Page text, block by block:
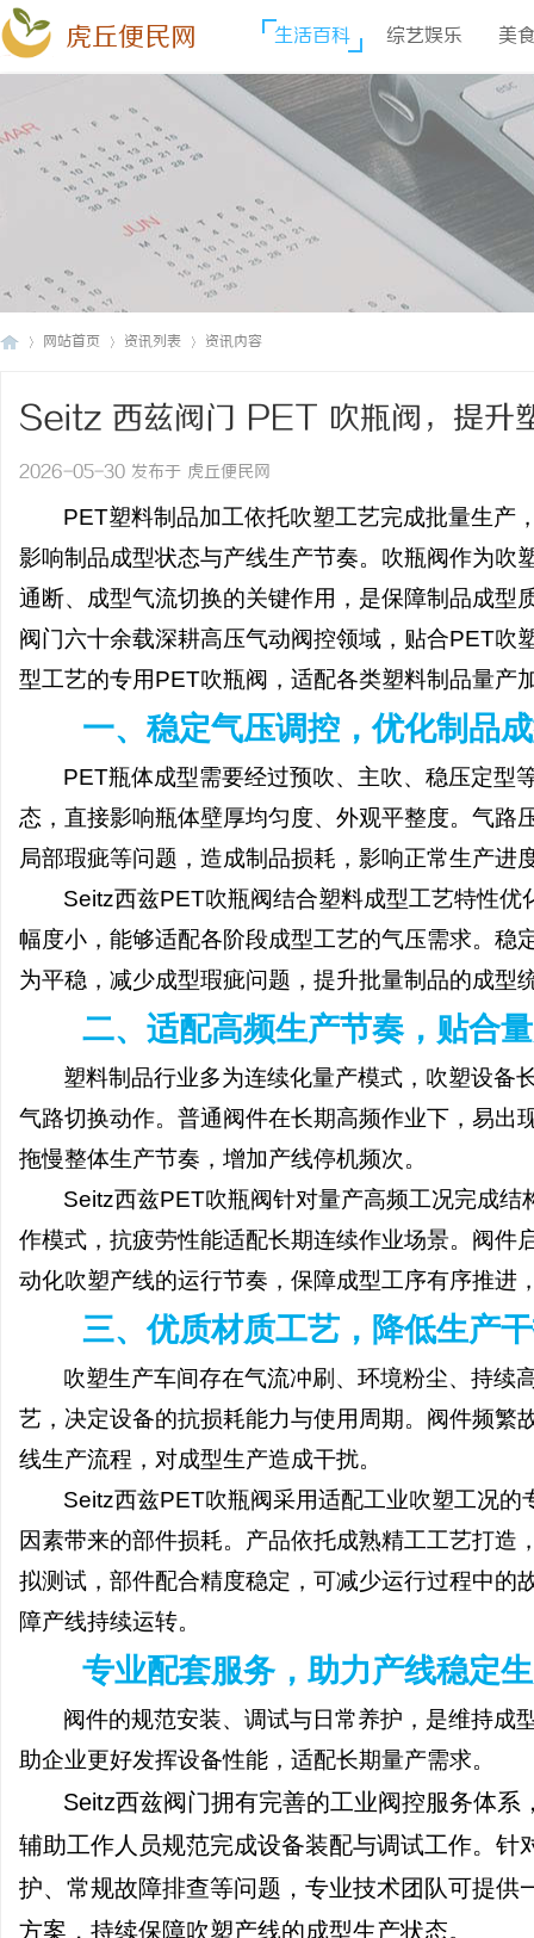
虎丘便民网 生活百科 综艺娱乐 美
网站首页 资讯列表 资讯内容
Seitz 西兹阀门 PET 吹瓶阀，提升
2026-05-30 发布于 虎丘便民网
PET塑料制品加工依托吹塑工艺完成批量生产
影响制品成型状态与产线生产节奏。吹瓶阀作为吹
通断、成型气流切换的关键作用，是保障制品成型
阀门六十余载深耕高压气动阀控领域，贴合PET吹
型工艺的专用PET吹瓶阀，适配各类塑料制品量产
一、稳定气压调控，优化制品
PET瓶体成型需要经过预吹、主吹、稳压定型
态，直接影响瓶体壁厚均匀度、外观平整度。气路
局部瑕疵等问题，造成制品损耗，影响正常生产进
Seitz西兹PET吹瓶阀结合塑料成型工艺特性
幅度小，能够适配各阶段成型工艺的气压需求。稳
为平稳，减少成型瑕疵问题，提升批量制品的成型
二、适配高频生产节奏，贴合
塑料制品行业多为连续化量产模式，吹塑设备
气路切换动作。普通阀件在长期高频作业下，易出
拖慢整体生产节奏，增加产线停机频次。
Seitz西兹PET吹瓶阀针对量产高频工况完成
作模式，抗疲劳性能适配长期连续作业场景。阀件
动化吹塑产线的运行节奏，保障成型工序有序推进
三、优质材质工艺，降低生产
吹塑生产车间存在气流冲刷、环境粉尘、持续
艺，决定设备的抗损耗能力与使用周期。阀件频繁
线生产流程，对成型生产造成干扰。
Seitz西兹PET吹瓶阀采用适配工业吹塑工况
因素带来的部件损耗。产品依托成熟精工工艺打
拟测试，部件配合精度稳定，可减少运行过程中的
障产线持续运转。
专业配套服务，助力产线稳定
阀件的规范安装、调试与日常养护，是维持成
助企业更好发挥设备性能，适配长期量产需求。
Seitz西兹阀门拥有完善的工业阀控服务体
辅助工作人员规范完成设备装配与调试工作。
护、常规故障排查等问题，专业技术团队可提
方案，持续保障吹塑产线的成型生产状态。